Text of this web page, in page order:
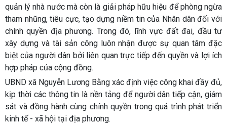
quản lý nhà nước mà còn là giải pháp hữu hiệu để phòng ngừa
tham nhũng, tiêu cực, tạo dựng niềm tin của Nhân dân đối với
chính quyền địa phương. Trong đó, lĩnh vực đất đai, đầu tư
xây dựng và tài sản công luôn nhận được sự quan tâm đặc
biệt của người dân bởi liên quan trực tiếp đến quyền và lợi ích
hợp pháp của cộng đồng.
UBND xã Nguyễn Lương Bằng xác định việc công khai đầy đủ,
kịp thời các thông tin là nền tảng để người dân tiếp cận, giám
sát và đồng hành cùng chính quyền trong quá trình phát triển
kinh tế - xã hội tại địa phương.